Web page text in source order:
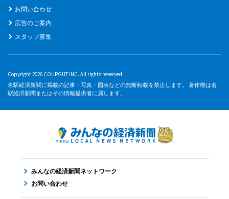
お問い合わせ
広告のご案内
スタッフ募集
Copyright 2026 COUPGUT INC. All rights reserved.
名駅経済新聞に掲載の記事・写真・図表などの無断転載を禁止します。 著作権は名
駅経済新聞またはその情報提供者に属します。
みんなの経済新聞ネットワーク
お問い合わせ